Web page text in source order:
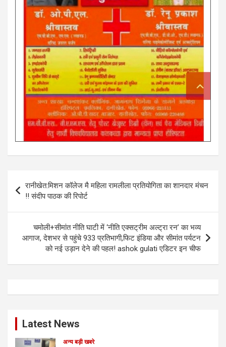
navigation
रानीखेत:मिशन कॉलेज मै महिला रामलीला प्रतियोगिता का शानदार मंचन
!! संदीप पाठक की रिपोर्ट
चमोली+सीमांत नीति घाटी में ‘नीति एक्सट्रीम अल्ट्रा रन’ का भव्य
आगाज, देशभर से पहुंचे 933 प्रतिभागी,फिट इंडिया और सीमांत पर्यटन
को नई उड़ान देने की पहल! ashok gulati एडिटर इन चीफ
Latest News
अन्य बड़ी खबरे